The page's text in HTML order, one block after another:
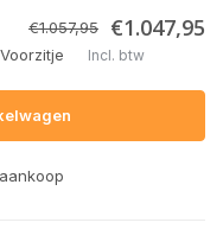
€1.057,95 €1.047,95
Incl. btw